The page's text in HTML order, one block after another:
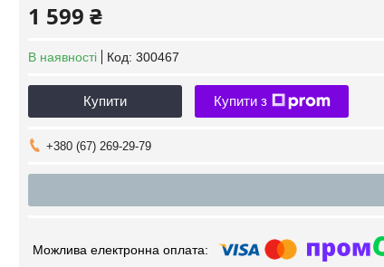
1 599 ₴
В наявності Код: 300467
Купити Купити з
+380 (67) 269-29-79